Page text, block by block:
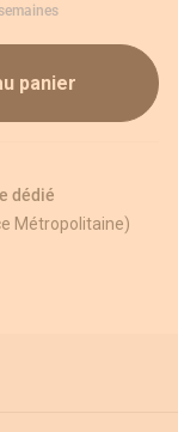
panier
dédié
Métropolitaine)